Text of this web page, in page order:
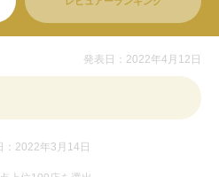
発表日：2022年4月12日
：2022年3月14日